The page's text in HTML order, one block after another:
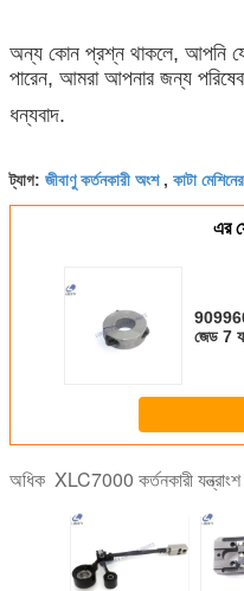
অন্য কোন প্রশ্ন থাকলে, আপনি
পারেন, আমরা আপনার জন্য
ধন্যবাদ.
ট্যাগ: জীবাণু কর্তনকারী অংশ, কাটা
এর
জেড 7
অধিক XLC7000 কর্তনকারী যন্ত্রাংশ